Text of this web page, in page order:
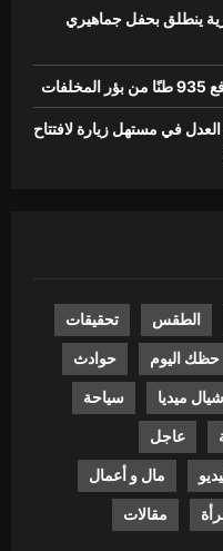
ينطلق بحفل جماهيري
في مستهل زيارة لافتتاح
الطقس تحقيقات
حظك اليوم حوادث
ميديا سياحة
عاجل
مال و أعمال
مقالات